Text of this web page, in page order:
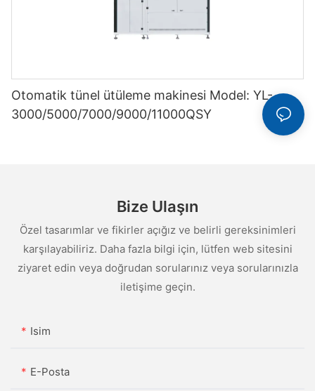
Otomatik tünel ütüleme makinesi Model: YL-
3000/5000/7000/9000/11000QSY
Bize Ulaşın
Özel tasarımlar ve fikirler açığız ve belirli gereksinimleri
karşılayabiliriz. Daha fazla bilgi için, lütfen web sitesini
ziyaret edin veya doğrudan sorularınız veya sorularınızla
iletişime geçin.
Isim
E-Posta